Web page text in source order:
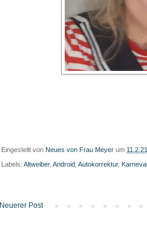
Eingestellt von Neues von Frau Meyer um 11.2.21
Labels: Altweiber, Android Autokorrektur, Karneval
Neuerer Post